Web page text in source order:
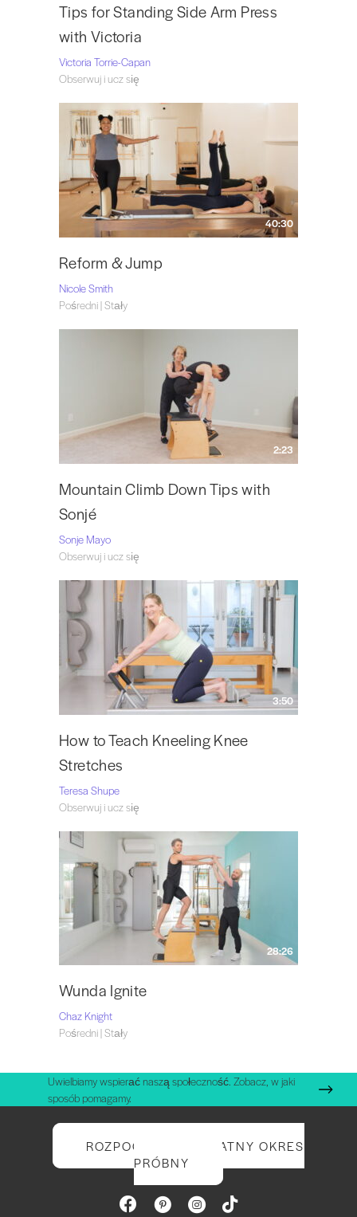
Tips for Standing Side Arm Press
with Victoria
Victoria Torrie-Capan
Obserwuj i ucz się
40:30
Reform & Jump
Nicole Smith
Pośredni | Stały
2:23
Mountain Climb Down Tips with
Sonjé
Sonje Mayo
Obserwuj i ucz się
3:50
How to Teach Kneeling Knee
Stretches
Teresa Shupe
Obserwuj i ucz się
28:26
Wunda Ignite
Chaz Knight
Pośredni | Stały
Uwielbiamy wspierać naszą społeczność. Zobacz, w jaki
sposób pomagamy.
ROZPOCZNIJ BEZPŁATNY OKRES
PRÓBNY